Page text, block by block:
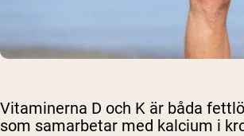
Vitaminerna D och K är båda
som samarbetar med kalcium i